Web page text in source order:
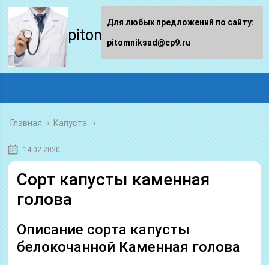
pitomniksad.ru
Главная › Капуста
14.02.2020
Сорт капусты каменная
голова
Описание сорта капусты
белокочанной Каменная голова
Для любых предложений по сайту:
pitomniksad@cp9.ru